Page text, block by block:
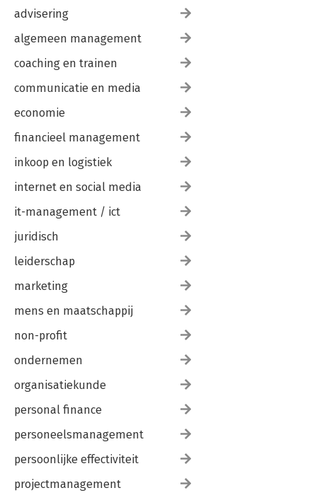
advisering
algemeen management
coaching en trainen
communicatie en media
economie
financieel management
inkoop en logistiek
internet en social media
it-management / ict
juridisch
leiderschap
marketing
mens en maatschappij
non-profit
ondernemen
organisatiekunde
personal finance
personeelsmanagement
persoonlijke effectiviteit
projectmanagement